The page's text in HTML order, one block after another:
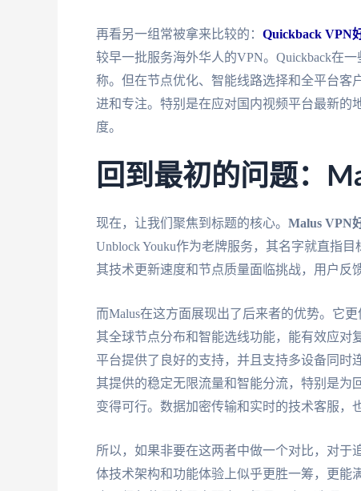
再看另一组常被拿来比较的： Quickback VPN
较早一批服务海外华人的VPN。Quickback在
称。但在节点优化、智能线路选择和全平台客
进和专注。特别是在应对国内视频平台最新的
度。
回到最初的问题：
现在，让我们聚焦到标题的核心。 Malus VPN
Unblock Youku作为老牌服务，其名字就直指
其技术更新速度和节点质量面临挑战，用户反
而Malus在这方面展现出了后来者的优势。它
其全球节点分布和智能选线功能，能有效应对
平台提供了良好的支持，并且支持多设备同时
其提供的稳定无限流量和智能分流，特别是为
变得可行。数据加密传输和实时的技术客服，
所以，如果非要在这两者中做一个对比，对于
体技术架构和功能体验上似乎更胜一筹，更能